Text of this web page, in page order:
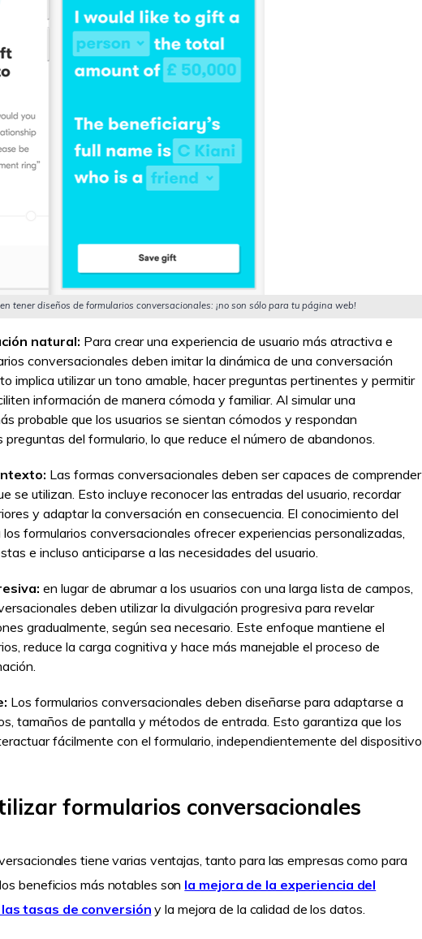
tener diseños de formularios conversacionales: ¡no son sólo para tu página web!
natural: Para crear una experiencia de usuario más atractiva e
conversacionales deben imitar la dinámica de una conversación
implica utilizar un tono amable, hacer preguntas pertinentes y permitir
información de manera cómoda y familiar. Al simular una
probable que los usuarios se sientan cómodos y respondan
del formulario, lo que reduce el número de abandonos.
Las formas conversacionales deben ser capaces de comprender
se utilizan. Esto incluye reconocer las entradas del usuario, recordar
y adaptar la conversación en consecuencia. El conocimiento del
formularios conversacionales ofrecer experiencias personalizadas,
e incluso anticiparse a las necesidades del usuario.
en lugar de abrumar a los usuarios con una larga lista de campos,
deben utilizar la divulgación progresiva para revelar
gradualmente, según sea necesario. Este enfoque mantiene el
reduce la carga cognitiva y hace más manejable el proceso de
Los formularios conversacionales deben diseñarse para adaptarse a
tamaños de pantalla y métodos de entrada. Esto garantiza que los
fácilmente con el formulario, independientemente del dispositivo
formularios conversacionales
tiene varias ventajas, tanto para las empresas como para
beneficios más notables son la mejora de la experiencia del
tasas de conversión y la mejora de la calidad de los datos.